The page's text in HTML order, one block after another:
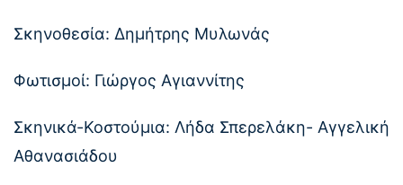
Σκηνοθεσία: Δημήτρης Μυλωνάς
Φωτισμοί: Γιώργος Αγιαννίτης
Σκηνικά-Κοστούμια: Λήδα Σπερελάκη- Αγγελική
Αθανασιάδου